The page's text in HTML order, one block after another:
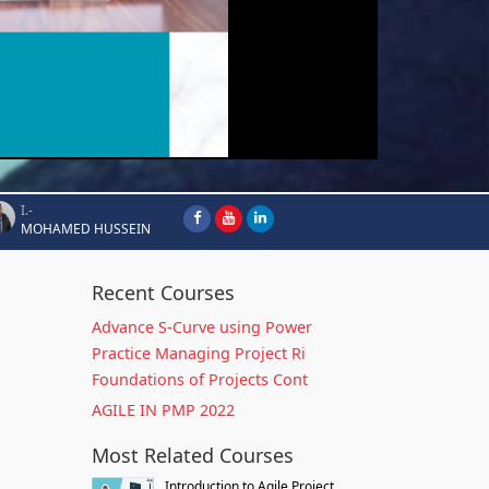
I.-
MOHAMED HUSSEIN
Recent Courses
Advance S-Curve using Power
Practice Managing Project Ri
Foundations of Projects Cont
AGILE IN PMP 2022
Most Related Courses